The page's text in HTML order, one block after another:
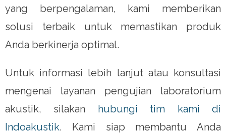
yang berpengalaman, kami memberikan
solusi terbaik untuk memastikan produk
Anda berkinerja optimal.
Untuk informasi lebih lanjut atau konsultasi
mengenai layanan pengujian laboratorium
akustik, silakan hubungi tim kami di
Indoakustik. Kami siap membantu Anda